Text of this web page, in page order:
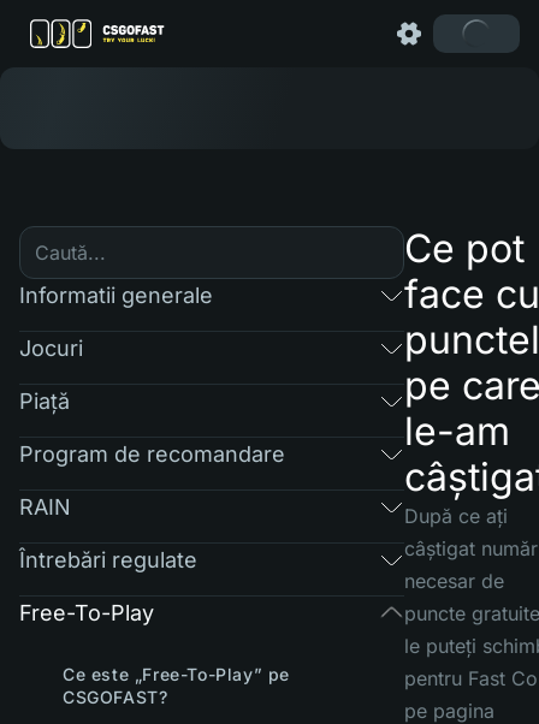
Informatii generale
Jocuri
Piaţă
Program de recomandare
RAIN
Întrebări regulate
Free-To-Play
Ce este „Free-To-Play” pe
CSGOFAST?
Ce pot
face cu
pe
le-am
După ce ați
câștigat
necesar de
puncte
le puteți
pentru Fast
pe pagina